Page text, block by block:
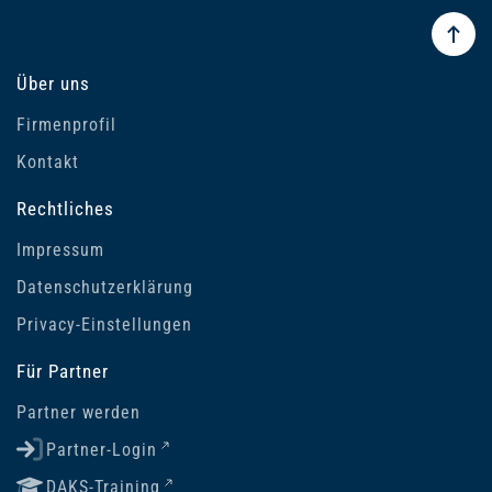
Über uns
Firmenprofil
Kontakt
Rechtliches
Impressum
Datenschutzerklärung
Privacy-Einstellungen
Für Partner
Partner werden
Partner-Login
DAKS-Training